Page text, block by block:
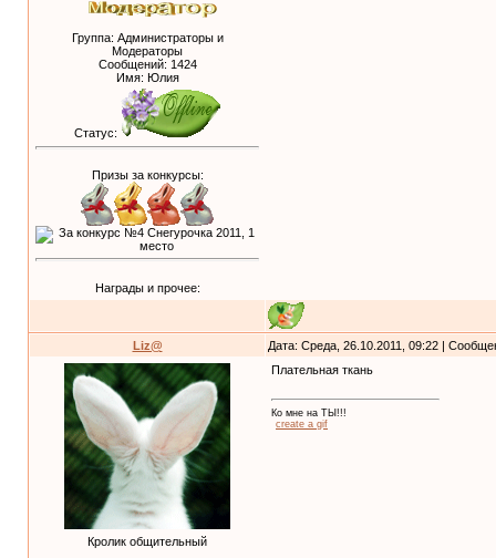
Группа: Администраторы и
Модераторы
Сообщений: 1424
Имя: Юлия
Статус:
Призы за конкурсы:
Награды и прочее:
Liz@ Дата: Среда, 26.10.2011, 09:22 |
Кролик общительный
Плательная ткань
Ко мне на ТЫ!!!
create a gif